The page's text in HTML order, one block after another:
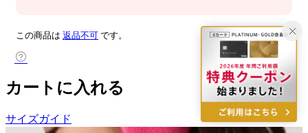
この商品は 返品不可 です。
カートに入れる
サイズガイド